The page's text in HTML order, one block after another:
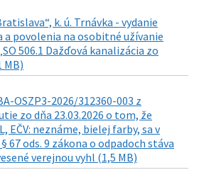
k. ú. Trnávka - vydanie
povolenia na osobitné užívanie
506.1 Dažďová kanalizácia zo
MB)
OSZP3-2026/312360-003 z
zo dňa 23.03.2026 o tom, že
EČV: neznáme, bielej farby, sa v
67 ods. 9 zákona o odpadoch stáva
verejnou vyhl (1,5 MB)